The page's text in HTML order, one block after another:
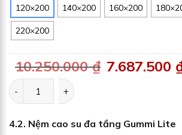
120×200
140×200 160×200
220×200
10.250.000₫ G
i
:
1
7.687.500
Nệm cao su thiên nhiên Gummi Classic
4.2. Nệm cao su đa tầng Gummi Lite